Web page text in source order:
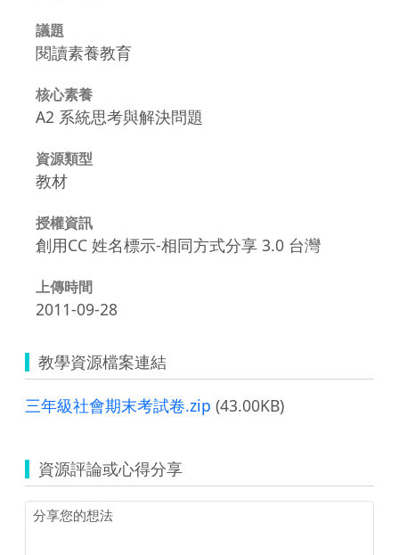
議題
閱讀素養教育
核心素養
A2 系統思考與解決問題
資源類型
教材
授權資訊
創用CC 姓名標示-相同方式分享 3.0 台灣
上傳時間
2011-09-28
教學資源檔案連結
三年級社會期末考試卷.zip (43.00KB)
資源評論或心得分享